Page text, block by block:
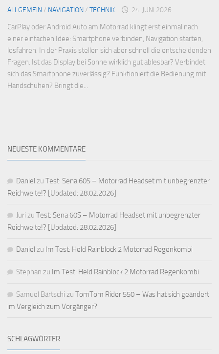
ALLGEMEIN/ NAVIGATION/ TECHNIK 24. JUNI 2026
CarPlay oder Android Auto am Motorrad klingt erst einmal nach
einer einfachen Idee: Smartphone verbinden, Navigation starten,
losfahren. In der Praxis stellen sich aber schnell die entscheidenden
Fragen. Ist das Display bei Sonne wirklich gut ablesbar? Verbindet
sich das Smartphone zuverlässig? Funktioniert die Bedienung mit
Handschuhen? Bringt die...
NEUESTE KOMMENTARE
Daniel zu Test: Sena 60S – Motorrad Headset mit unbegrenzter
Reichweite!? [Updated: 28.02.2026]
Juri zu Test: Sena 60S – Motorrad Headset mit unbegrenzter
Reichweite!? [Updated: 28.02.2026]
Daniel zu Im Test: Held Rainblock 2 Motorrad Regenkombi
Stephan zu Im Test: Held Rainblock 2 Motorrad Regenkombi
Samuel Bärtschi zu TomTom Rider 550 – Was hat sich geändert
im Vergleich zum Vorgänger?
SCHLAGWÖRTER